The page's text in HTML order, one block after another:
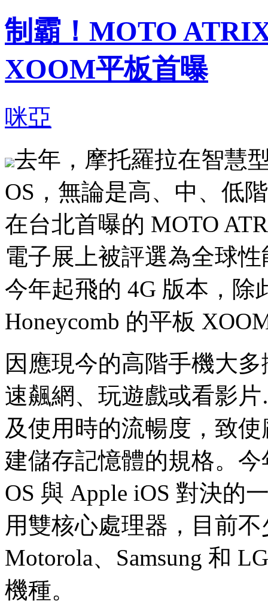
制霸！MOTO
XOOM平板首曝
咪亞
去年，摩托羅拉在智慧
OS ，無論是高、中、低
在台北首曝的 MOTO
電子展上被評選為全球
今年起飛的 4G 版本，除
Honeycomb 的平板
因應現今的高階手機大
速飆網、玩遊戲或看影
及使用時的流暢度，致
建儲存記憶體的規格。
OS 與 Apple iOS 對決的
用雙核心處理器，目前
Motorola、Samsung 和
機種。